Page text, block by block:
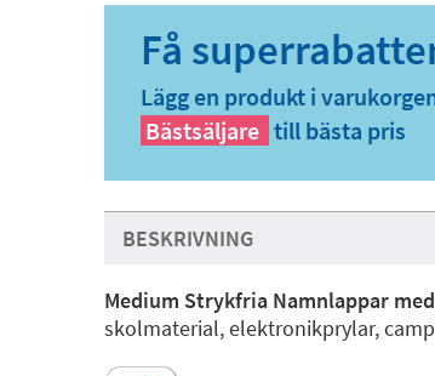
Lägg en produkt i
Bästsäljare till bästa pris
BESKRIVNING
Medium Strykfria Namnlappar
skolmaterial, elektronikprylar,